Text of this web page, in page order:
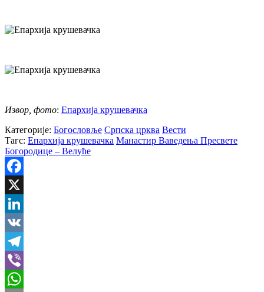
Извор, фото: Епархија крушевачка
Категорије: Богословље Српска црква Вести
Тагс: Епархија крушевачка Манастир Ваведења Пресвете
Богородице – Велуће
Facebook
X
LinkedIn
VK
Telegram
Viber